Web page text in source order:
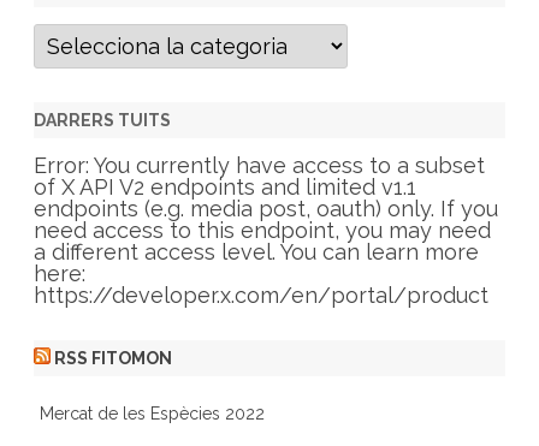
C
t
g
r
i
e
s
DARRERS TUITS
Error: You currently have access to a subset
of X API V2 endpoints and limited v1.1
endpoints (e.g. media post, oauth) only. If you
need access to this endpoint, you may need
a different access level. You can learn more
here:
https://developer.x.com/en/portal/product
RSS FITOMON
Mercat de les Espècies 2022